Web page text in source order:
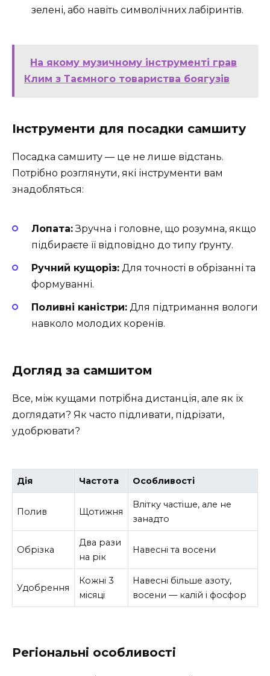
зелені, або навіть символічних лабіринтів.
На якому музичному інструменті грав
Клим з Таємного товариства боягузів
Інструменти для посадки самшиту
Посадка самшиту — це не лише відстань.
Потрібно розглянути, які інструменти вам
знадобляться:
Лопата:Зручна і головне, що розумна, якщо
підбираєте її відповідно до типу ґрунту.
Ручний кущоріз: Для точності в обрізанні та
формуванні.
Поливні каністри: Для підтримання вологи
навколо молодих коренів.
Догляд за самшитом
Все, між кущами потрібна дистанція, але як їх
доглядати? Як часто підливати, підрізати,
удобрювати?
Дія Частота Особливості
Полив Щотижня
Влітку частіше, але не
занадто
Обрізка
Два рази
на рік
Навесні та восени
Удобрення
Кожні 3
місяці
Навесні більше азоту,
восени — калій і фосфор
Регіональні особливості